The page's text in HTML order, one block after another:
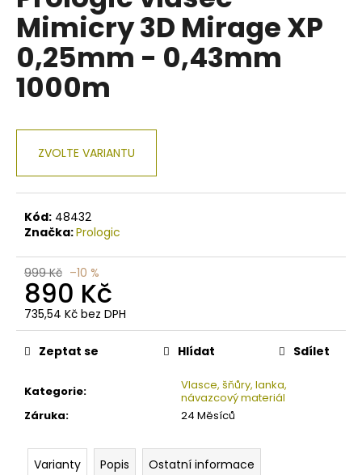
0,0
5
hvězdiček.
Mimicry 3D Mirage XP
0,25mm - 0,43mm
1000m
ZVOLTE VARIANTU
Kód: 48432
Značka:Prologic
999 Kč –10 %
890 Kč
735,54 Kč bez DPH
Měrná
cena:
Kategorie:
Vlasce, šňůry, lanka,
návazcový materiál
Záruka: 24 Měsíců
Zeptat se Hlídat Sdílet
Varianty Popis Ostatní informace
a
j
í
t
?
D
o
p
o
r
u
u
e